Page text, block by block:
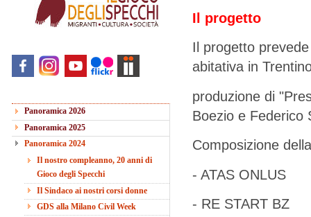
Panoramica 2026
Panoramica 2025
Panoramica 2024
Il nostro compleanno, 20 anni di
Gioco degli Specchi
Il Sindaco ai nostri corsi donne
GDS alla Milano Civil Week
Il progetto
Il progetto
abitativa in
produzione di
Boezio e Federico
Composizione
- ATAS ONLUS
- RE START BZ